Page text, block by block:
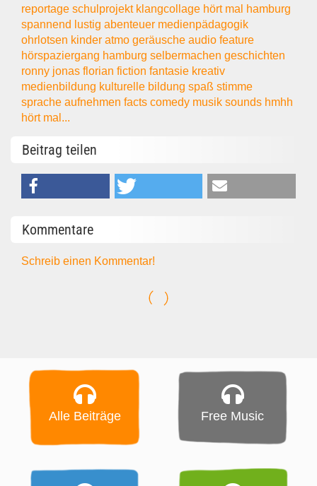
reportageschulprojekt klangcollage hört mal hamburg
spannend
lustigabenteuer medienpädagogik
ohrlotsen kinderatmogeräuscheaudiofeature
hörspaziergang hamburgselbermachengeschichten
ronny jonasflorianfictionfantasie kreativ
medienbildung kulturelle bildungspaßstimme
spracheaufnehmenfactscomedy musiksounds hmhh
hört mal...
Beitrag teilen
Kommentare
Schreib einen Kommentar!
Alle Beiträge Free Music